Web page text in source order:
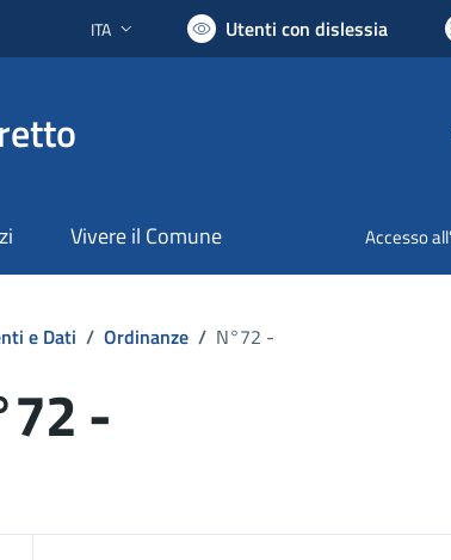
Lingua attiva:
ITA Utenti con dislessia
Vivere il Comune Accesso
e Dati / Ordinanze / N°72 -
-